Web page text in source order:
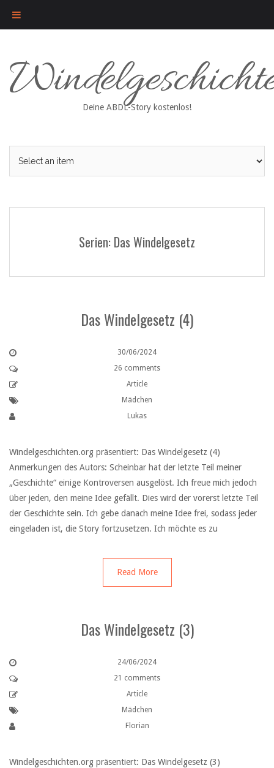
content
Deine ABDL-Story kostenlos!
Serien: Das Windelgesetz
Das Windelgesetz (4)
30/06/2024
26 comments
Article
Mädchen
Lukas
Windelgeschichten.org präsentiert: Das Windelgesetz (4)
Anmerkungen des Autors: Scheinbar hat der letzte Teil meiner
„Geschichte“ einige Kontroversen ausgelöst. Ich freue mich jedoch
über jeden, den meine Idee gefällt. Dies wird der vorerst letzte Teil
der Geschichte sein. Ich gebe danach meine Idee frei, sodass jeder
eingeladen ist, die Story fortzusetzen. Ich möchte es zu
Read More
Das Windelgesetz (3)
24/06/2024
21 comments
Article
Mädchen
Florian
Windelgeschichten.org präsentiert: Das Windelgesetz (3)